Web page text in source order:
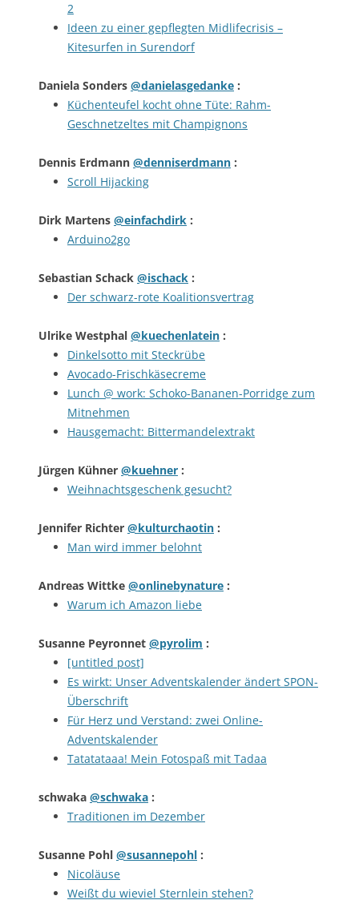
2
Ideen zu einer gepflegten Midlifecrisis –
Kitesurfen in Surendorf
Daniela Sonders @danielasgedanke :
Küchenteufel kocht ohne Tüte: Rahm-
Geschnetzeltes mit Champignons
Dennis Erdmann @denniserdmann :
Scroll Hijacking
Dirk Martens @einfachdirk :
Arduino2go
Sebastian Schack @ischack :
Der schwarz-rote Koalitionsvertrag
Ulrike Westphal @kuechenlatein :
Dinkelsotto mit Steckrübe
Avocado-Frischkäsecreme
Lunch @ work: Schoko-Bananen-Porridge zum
Mitnehmen
Hausgemacht: Bittermandelextrakt
Jürgen Kühner @kuehner :
Weihnachtsgeschenk gesucht?
Jennifer Richter @kulturchaotin :
Man wird immer belohnt
Andreas Wittke @onlinebynature :
Warum ich Amazon liebe
Susanne Peyronnet @pyrolim :
[untitled post]
Es wirkt: Unser Adventskalender ändert SPON-
Überschrift
Für Herz und Verstand: zwei Online-
Adventskalender
Tatatataaa! Mein Fotospaß mit Tadaa
schwaka @schwaka :
Traditionen im Dezember
Susanne Pohl @susannepohl :
Nicoläuse
Weißt du wieviel Sternlein stehen?